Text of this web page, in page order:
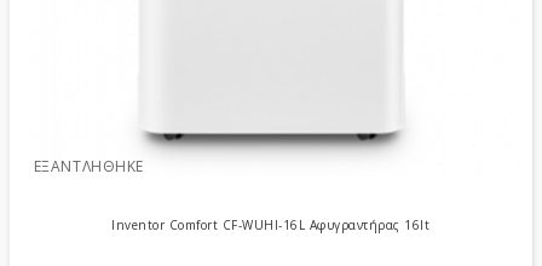
ΕΞΑΝΤΛΉΘΗΚΕ
Inventor Comfort CF-WUHI-16L Αφυγραντήρας 16lt